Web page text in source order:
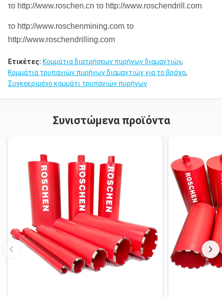
το http://www.roschen.cn το http://www.roschendrill.com
το http://www.roschenmining.com το
http://www.roschendrilling.com
Ετικέτες: Κομμάτια διατρήσεων πυρήνων διαμαντιών,
Κομμάτια τρυπανιών πυρήνων διαμαντιών για το βράχο,
Συγκεκριμένο κομμάτι τρυπανιών πυρήνων
Συνιστώμενα προϊόντα